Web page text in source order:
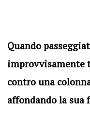
Quando
improvvisamente
contro una
affondando la sua